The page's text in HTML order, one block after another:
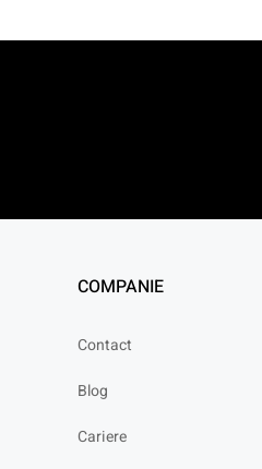
COMPANIE
Contact
Blog
Cariere